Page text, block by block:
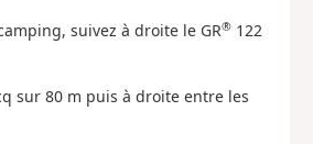
suivez à droite le GR®122
sur 80 m puis à droite entre les